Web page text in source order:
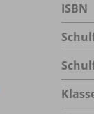
ISBN